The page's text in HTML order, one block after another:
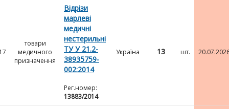
товари
медичного
призначення
Відрізи
марлеві
медичні
нестерильні
ТУ У 21.2-
38935759-
002:2014
Рег.номер:
13883/2014
Україна 13 шт.